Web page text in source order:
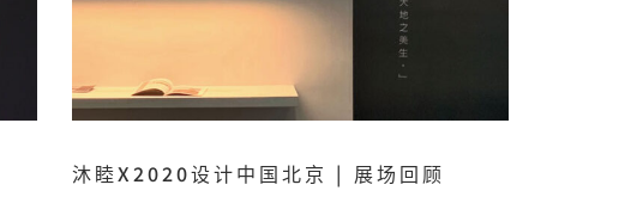
沐睦X2020设计中国北京 | 展场回顾